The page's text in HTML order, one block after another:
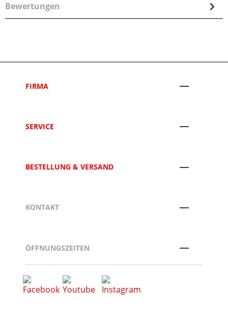
Bewertungen
FIRMA
SERVICE
BESTELLUNG & VERSAND
KONTAKT
ÖFFNUNGSZEITEN